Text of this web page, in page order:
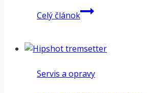
Celý článokFender
Stratocaster
anatónia
Servis a opravy